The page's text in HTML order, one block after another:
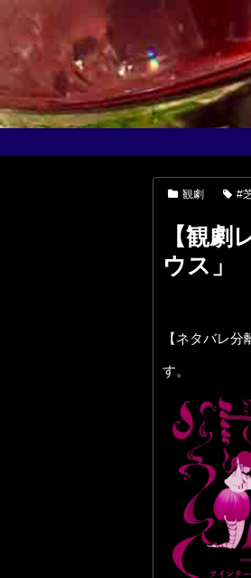
観劇 #
【観
ウス」
【ネタバレ
す。